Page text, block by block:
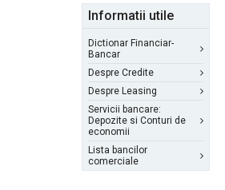
Informatii utile
Dictionar Financiar-
Bancar
Despre Credite
Despre Leasing
Servicii bancare:
Depozite si Conturi de
economii
Lista bancilor
comerciale